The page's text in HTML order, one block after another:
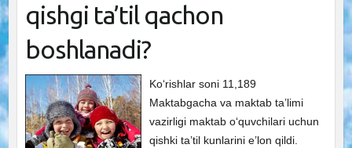
qishgi ta’til qachon
boshlanadi?
Ko‘rishlar soni 11,189
Maktabgacha va maktab ta’limi
vazirligi maktab o‘quvchilari uchun
qishki ta’til kunlarini e’lon qildi.